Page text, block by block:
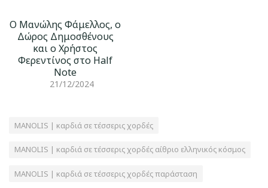
Ο Μανώλης Φάμελλος, ο
Δώρος Δημοσθένους
και ο Χρήστος
Φερεντίνος στο Half
Note
21/12/2024
MANOLIS | καρδιά σε τέσσερις χορδές
MANOLIS | καρδιά σε τέσσερις χορδές αίθριο ελληνικός κόσμος
MANOLIS | καρδιά σε τέσσερις χορδές παράσταση